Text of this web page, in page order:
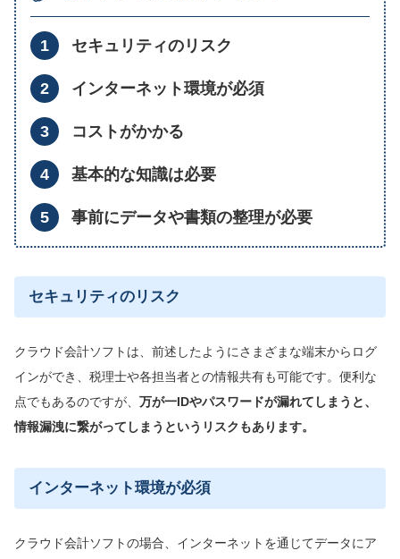
セキュリティのリスク
インターネット環境が必須
コストがかかる
基本的な知識は必要
事前にデータや書類の整理が必要
セキュリティのリスク
クラウド会計ソフトは、前述したようにさまざまな端末からログ
インができ、税理士や各担当者との情報共有も可能です。便利な
点でもあるのですが、 万が一IDやパスワードが漏れてしまうと、
情報漏洩に繋がってしまうというリスクもあります。
インターネット環境が必須
クラウド会計ソフトの場合、インターネットを通じてデータにア